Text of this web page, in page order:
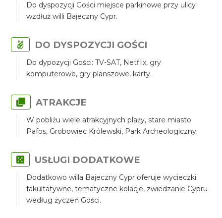
Do dyspozycji Gości miejsce parkinowe przy ulicy
wzdłuż willi Bajeczny Cypr.
DO DYSPOZYCJI GOŚCI
Do dypozycji Gości: TV-SAT, Netflix, gry
komputerowe, gry planszowe, karty.
ATRAKCJE
W pobliżu wiele atrakcyjnych plaży, stare miasto
Pafos, Grobowiec Królewski, Park Archeologiczny.
USŁUGI DODATKOWE
Dodatkowo willa Bajeczny Cypr oferuje wycieczki
fakultatywne, tematyczne kolacje, zwiedzanie Cypru
według życzeń Gości.